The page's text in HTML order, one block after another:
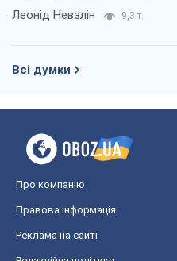
Леонід Невзлін 9,3 т.
Всі думки
Про компанію
Правова інформація
Реклама на сайті